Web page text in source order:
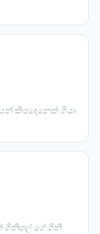
කීපදෙනෙක් ගියා
ගිනිහල් ගේ ගිනි